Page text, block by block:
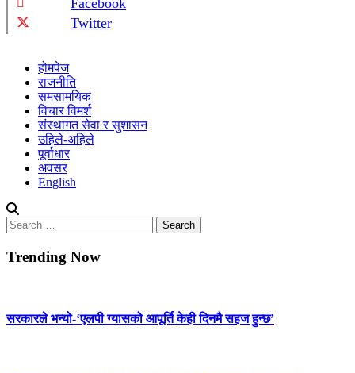
Facebook
Twitter
होमपेज
राजनीति
समसामयिक
विचार विमर्श
संस्थागत सेवा र सुशासन
उहिले-अहिले
पूर्वाधार
अवसर
English
Search
for:
Trending Now
सरकारले भन्यो-‘एलपी ग्यासको आपूर्ति केही दिनमै सहज हुन्छ’